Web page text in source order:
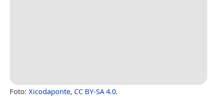
Foto: Xicodaponte, CC BY-SA 4.0.